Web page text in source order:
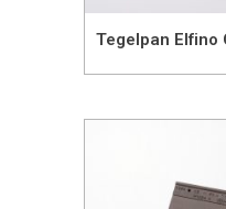
Tegelpan Elfino